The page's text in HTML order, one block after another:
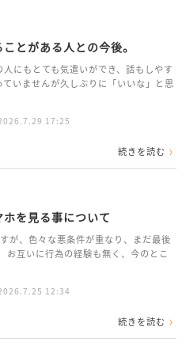
とがある人との今後。
にもとても気遣いができ、話もしやす
ていませんが久しぶりに「いいな」と思
17:25
続きを読む
を見る事について
が、色々な悪条件が重なり、まだ最後
お互いに行為の経験も無く、今のとこ
12:34
続きを読む